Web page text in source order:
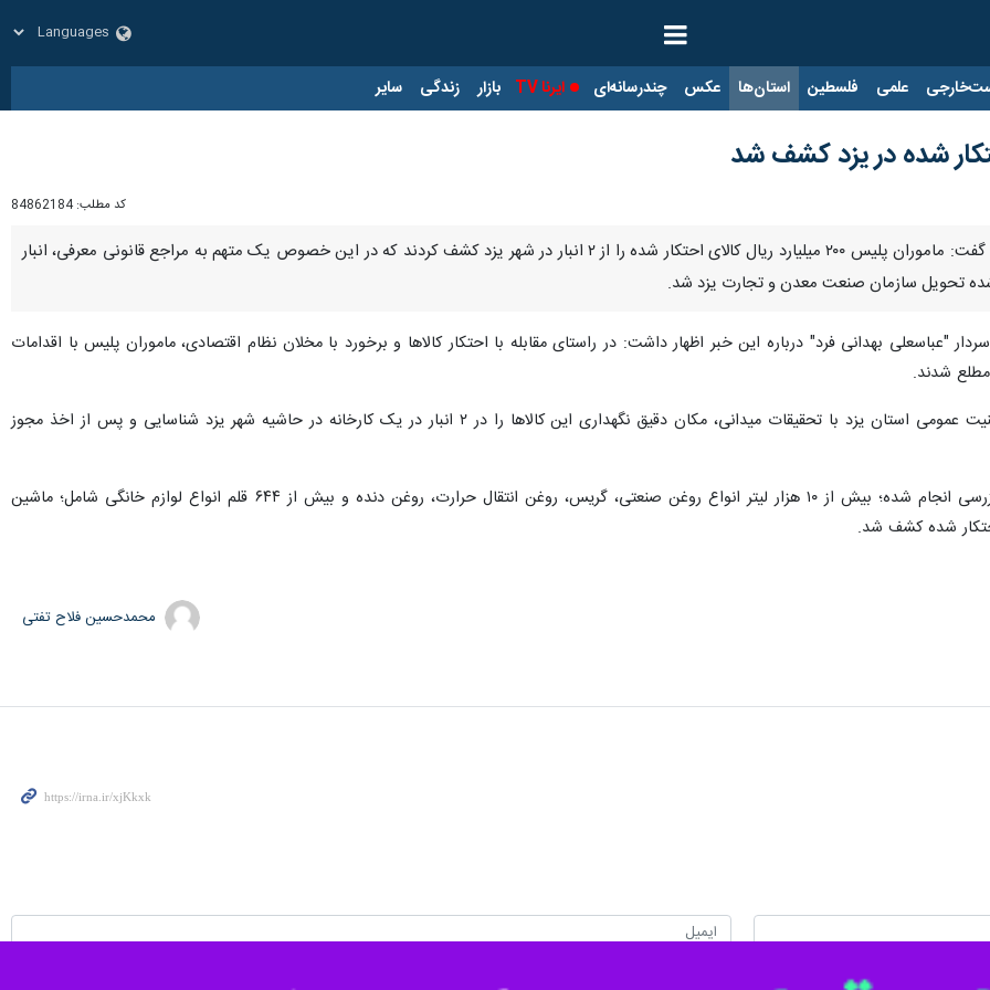
علمی فلسطین استان‌ها عکس چندرسانه‌ای ایرنا TV بازار زندگی سایر
کد مطلب: 84862184